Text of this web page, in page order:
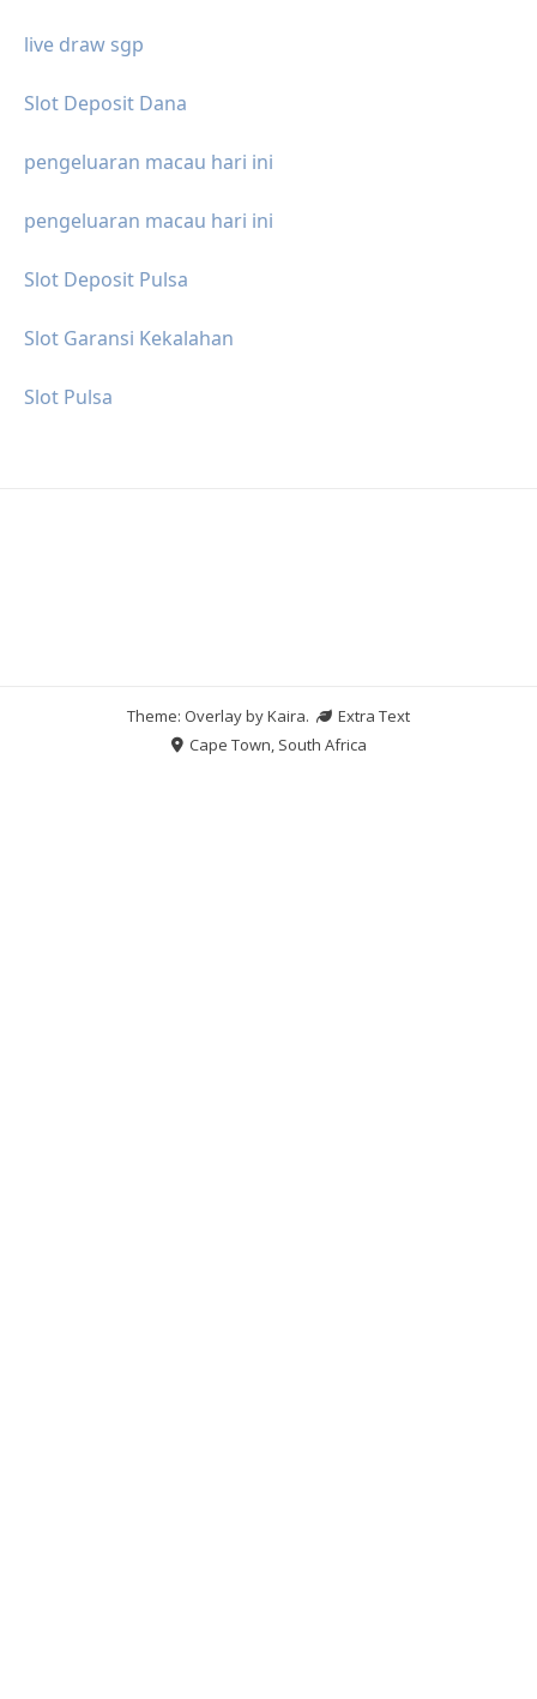
live draw sgp
Slot Deposit Dana
pengeluaran macau hari ini
pengeluaran macau hari ini
Slot Deposit Pulsa
Slot Garansi Kekalahan
Slot Pulsa
Theme: Overlay byKaira.
Extra Text
Cape Town, South Africa